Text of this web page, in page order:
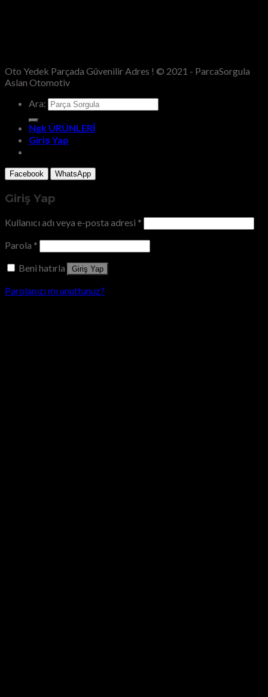
Oto Yedek Parçada Güvenilir Adres ! © 2021 - ParcaSorgula
Aslan Otomotiv
Ara:
Ngk ÜRÜNLERİ
Giriş Yap
Facebook WhatsApp
Giriş Yap
Kullanıcı adı veya e-posta adresi *
Parola *
Beni hatırla
Giriş Yap
Parolanızı mı unuttunuz?